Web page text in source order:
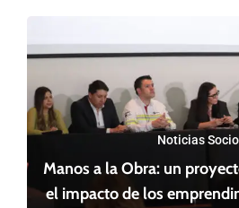
Noticias
Manos a la Obra: un
el impacto de los